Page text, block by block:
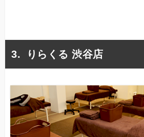
りらくる 渋谷店